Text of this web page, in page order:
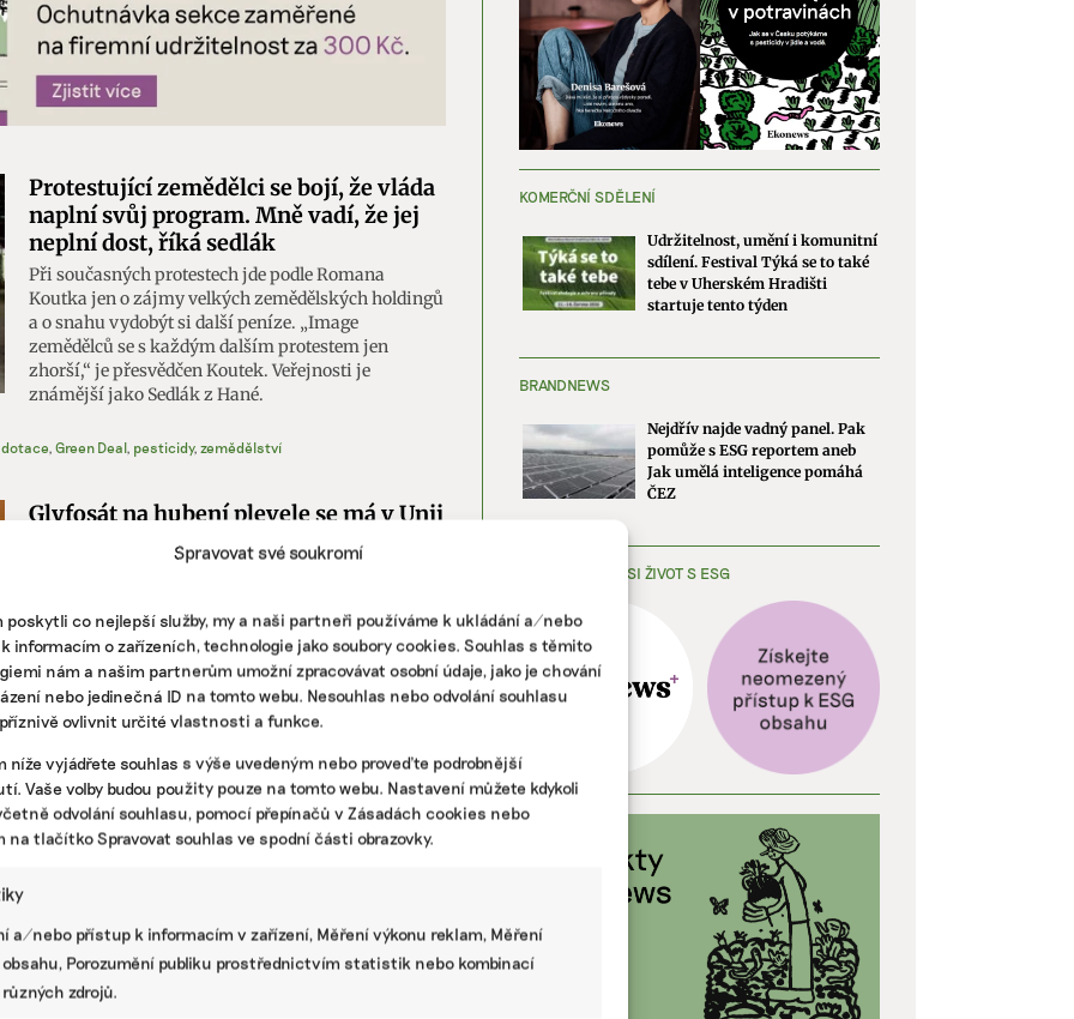
Spravovat své soukromí
poskytli co nejlepší služby, my a naši partneři používáme k ukládání a/nebo
informacím o zařízeních, technologie jako soubory cookies. Souhlas s těmito
nám a našim partnerům umožní zpracovávat osobní údaje, jako je chování
nebo jedinečná ID na tomto webu. Nesouhlas nebo odvolání souhlasu
ovlivnit určité vlastnosti a funkce.
níže vyjádřete souhlas s výše uvedeným nebo proveďte podrobnější
Vaše volby budou použity pouze na tomto webu. Nastavení můžete kdykoli
odvolání souhlasu, pomocí přepínačů v Zásadách cookies nebo
na tlačítko Spravovat souhlas ve spodní části obrazovky.
a/nebo přístup k informacím v zařízení, Měření výkonu reklam, Měření
obsahu, Porozumění publiku prostřednictvím statistik nebo kombinací
zdrojů.
Protestující zemědělci se bojí, že vláda
naplní svůj program. Mně vadí, že jej
neplní dost, říká sedlák
Při současných protestech jde podle Romana
Koutka jen o zájmy velkých zemědělských holdingů
a o snahu vydobýt si další peníze. „Image
zemědělců se s každým dalším protestem jen
zhorší,“ je přesvědčen Koutek. Veřejnosti je
známější jako Sedlák z Hané.
dotace Green Deal, pesticidy, zemědělství
Glyfosát na hubení plevele se má v Unii
používat dalších deset let. Jeho vliv na
zdraví se stále řeší
deset let. O prodloužení licence herbicidu, který
začal jako první prodávat americká společnost
Monsanto v produktu s názvem RoundUp, rozhodla
Evropská komise na konci loňského roku.
Ekologické organizace přesto před použitím látky
| glyfosát,herbicidy,zdraví,zemědělství
říká vědec
Ukládání uhlíku do půdy prostřednictvím
regenerativního zemědělství je užitečné a peníze za
KOMERČNÍ SDĚLENÍ
Udržitelnost, umění i komunitní
sdílení. Festival Týká se to také
tebe v Uherském Hradišti
startuje tento týden
BRANDNEWS
Nejdřív najde vadný panel. Pak
pomůže s ESG reportem aneb
Jak umělá inteligence pomáhá
ČEZ
ZJEDNODUŠTE SI ŽIVOT S ESG